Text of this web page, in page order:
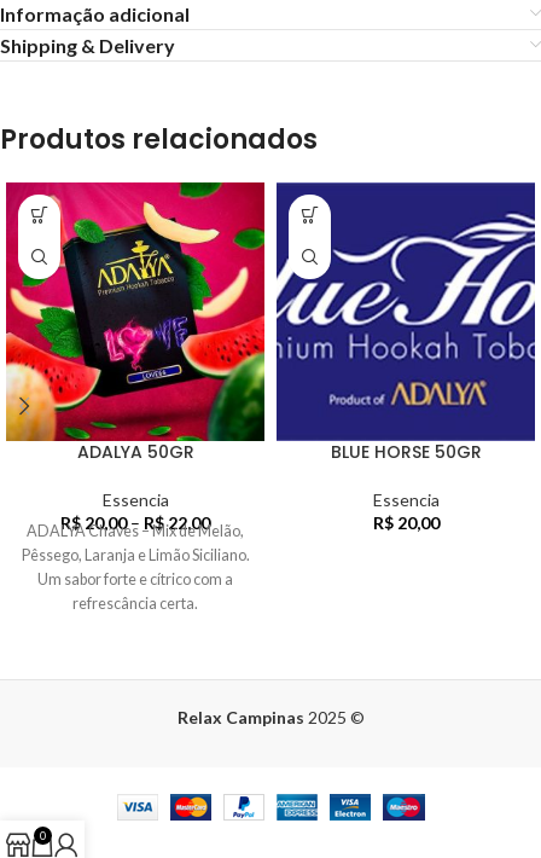
Informação adicional
Shipping & Delivery
Produtos relacionados
ADALYA 50GR
Essencia
R$20,00 – R$22,00
ADALYA Chaves – Mix de Melão,
Pêssego, Laranja e Limão Siciliano.
Um sabor forte e cítrico com a
refrescância certa.
BLUE HORSE 50GR
Essencia
R$20,00
Relax Campinas 2025 ©
0